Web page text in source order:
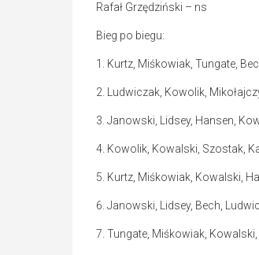
Rafał Grzędziński – ns
Bieg po biegu:
1. Kurtz, Miśkowiak, Tungate,
2. Ludwiczak, Kowolik,
3. Janowski, Lidsey, Hansen,
4. Kowolik, Kowalski, Szostak,
5. Kurtz, Miśkowiak, Kowalski,
6. Janowski, Lidsey, Bech,
7. Tungate, Miśkowiak,